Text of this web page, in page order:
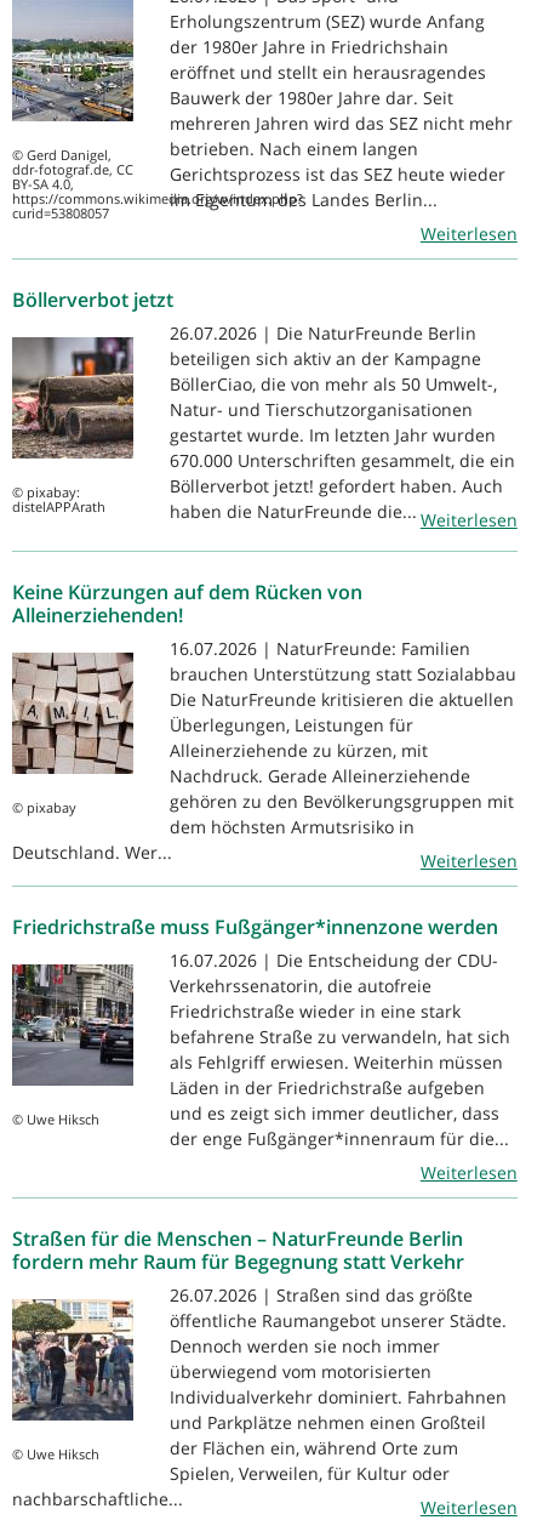
© Gerd Danigel,
ddr-fotograf.de, CC
BY-SA 4.0,
https://commons.wikimedia.org/w/index.php?
curid=53808057
Erholungszentrum (SEZ) wurde Anfang
der 1980er Jahre in Friedrichshain
eröffnet und stellt ein herausragendes
Bauwerk der 1980er Jahre dar. Seit
mehreren Jahren wird das SEZ nicht mehr
betrieben. Nach einem langen
Gerichtsprozess ist das SEZ heute wieder
im Eigentum des Landes Berlin...
Weiterlesen
Böllerverbot jetzt
© pixabay:
distelAPPArath
26.07.2026 | Die NaturFreunde Berlin
beteiligen sich aktiv an der Kampagne
BöllerCiao, die von mehr als 50 Umwelt-,
Natur- und Tierschutzorganisationen
gestartet wurde. Im letzten Jahr wurden
670.000 Unterschriften gesammelt, die ein
Böllerverbot jetzt! gefordert haben. Auch
haben die NaturFreunde die... Weiterlesen
Keine Kürzungen auf dem Rücken von
Alleinerziehenden!
© pixabay
16.07.2026 | NaturFreunde: Familien
brauchen Unterstützung statt Sozialabbau
Die NaturFreunde kritisieren die aktuellen
Überlegungen, Leistungen für
Alleinerziehende zu kürzen, mit
Nachdruck. Gerade Alleinerziehende
gehören zu den Bevölkerungsgruppen mit
dem höchsten Armutsrisiko in
Deutschland. Wer...
Weiterlesen
Friedrichstraße muss Fußgänger*innenzone werden
© Uwe Hiksch
16.07.2026 | Die Entscheidung der CDU-
Verkehrssenatorin, die autofreie
Friedrichstraße wieder in eine stark
befahrene Straße zu verwandeln, hat sich
als Fehlgriff erwiesen. Weiterhin müssen
Läden in der Friedrichstraße aufgeben
und es zeigt sich immer deutlicher, dass
der enge Fußgänger*innenraum für die...
Weiterlesen
Straßen für die Menschen – NaturFreunde Berlin
fordern mehr Raum für Begegnung statt Verkehr
© Uwe Hiksch
26.07.2026 | Straßen sind das größte
öffentliche Raumangebot unserer Städte.
Dennoch werden sie noch immer
überwiegend vom motorisierten
Individualverkehr dominiert. Fahrbahnen
und Parkplätze nehmen einen Großteil
der Flächen ein, während Orte zum
Spielen, Verweilen, für Kultur oder
nachbarschaftliche...
Weiterlesen